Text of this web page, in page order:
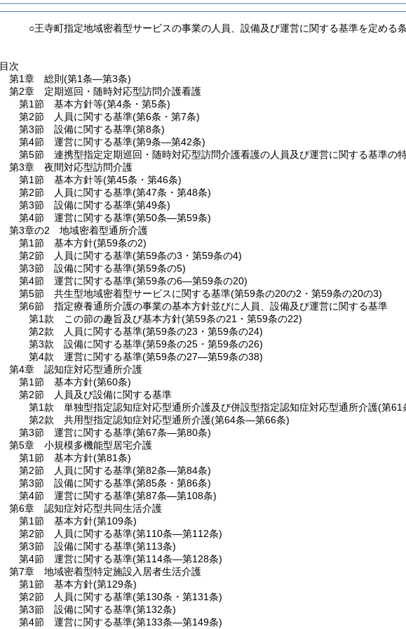
○王寺町指定地域密着型サービスの事業の人員、設備及び運営に関する基準を定める
目次
第1章
総則 (第1条―第3条)
第2章
定期巡回・随時対応型訪問介護看護
第1節
基本方針等(第4条・第5条)
第2節
人員に関する基準(第6条・第7条)
第3節
設備に関する基準(第8条)
第4節
運営に関する基準(第9条―第42条)
第5節
連携型指定定期巡回・随時対応型訪問介護看護の人員及び運営に関する基準の
第3章
夜間対応型訪問介護
第1節
基本方針等(第45条・第46条)
第2節
人員に関する基準(第47条・第48条)
第3節
設備に関する基準(第49条)
第4節
運営に関する基準(第50条―第59条)
第3章の2
地域密着型通所介護
第1節
基本方針(第59条の2)
第2節
人員に関する基準(第59条の3・第59条の4)
第3節
設備に関する基準(第59条の5)
第4節
運営に関する基準(第59条の6―第59条の20)
第5節
共生型地域密着型サービスに関する基準(第59条の20の2・第59条の20の3)
第6節
指定療養通所介護の事業の基本方針並びに人員、設備及び運営に関する基準
第1款
この節の趣旨及び基本方針(第59条の21・第59条の22)
第2款
人員に関する基準(第59条の23・第59条の24)
第3款
設備に関する基準(第59条の25・第59条の26)
第4款
運営に関する基準(第59条の27―第59条の38)
第4章
認知症対応型通所介護
第1節
基本方針(第60条)
第2節
人員及び設備に関する基準
第1款
単独型指定認知症対応型通所介護及び併設型指定認知症対応型通所介護(第61
第2款
共用型指定認知症対応型通所介護(第64条―第66条)
第3節
運営に関する基準(第67条―第80条)
第5章
小規模多機能型居宅介護
第1節
基本方針(第81条)
第2節
人員に関する基準(第82条―第84条)
第3節
設備に関する基準(第85条・第86条)
第4節
運営に関する基準(第87条―第108条)
第6章
認知症対応型共同生活介護
第1節
基本方針(第109条)
第2節
人員に関する基準(第110条―第112条)
第3節
設備に関する基準(第113条)
第4節
運営に関する基準(第114条―第128条)
第7章
地域密着型特定施設入居者生活介護
第1節
基本方針(第129条)
第2節
人員に関する基準(第130条・第131条)
第3節
設備に関する基準(第132条)
第4節
運営に関する基準(第133条―第149条)